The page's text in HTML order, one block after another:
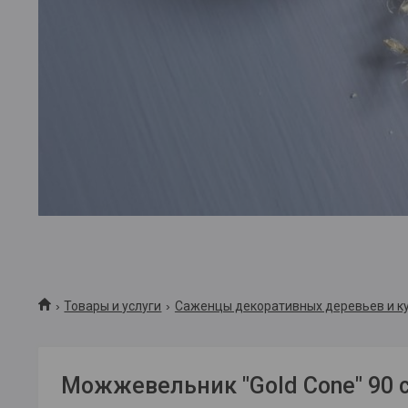
Товары и услуги Саженцы декоративных деревьев и
Можжевельник "Gold Cone" 90